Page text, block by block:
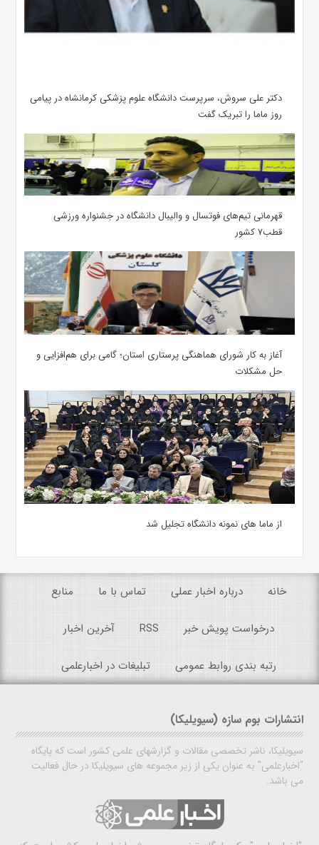
دکتر علی سروش، سرپرست دانشگاه علوم پزشکی کرمانشاه در پیامی
روز ماما را تبریک گفت
قهرمانی تیم‌های فوتسال و والیبال دانشگاه در جشنواره ورزشی
قطب۷ کشور
آغاز به کار شورای هماهنگی پرستاری استان؛ گامی برای هم‌افزایی و
حل مشکلات
از ماما های نمونه دانشگاه تجلیل شد
خانه درباره اخبار عملی تماس با ما منابع
درخواست پویش خبر RSS آخرین اخبار
رتبه بندی روابط عمومی تبلیغات در اخبارعلمی
انتشارات بوم سازه (سیویلیکا)
سیویلیکا، ناشر تخصصی مقالات و گزارشهای علمی کشور است که پایگاه
"اخبارعلمی" به عنوان یکی از زیر مجموعه های سیویلیکا در حال فعالیت
می باشد.